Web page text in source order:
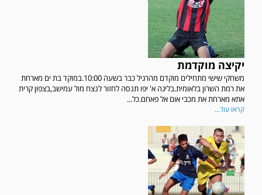
יקיצה מוקדמת
משחקי שישי מתחילים מוקדם מהרגיל כבר בשעה 10:00.במוקד בת ים מארחת
את רמת השרון בלאומית.בליגה א' יפו תנסה לחזור לנצח מול עמישב,בצפון קרית
אתא מארחת את מכבי אום אל פאחם.כל...
קראו עוד...